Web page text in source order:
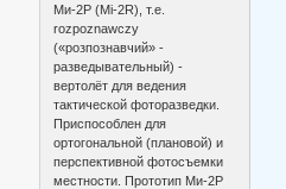
Ми-2Р (Mi-2R), т.е.
rozpoznawczy
(«розпознавчий» -
разведывательный) -
вертолёт для ведения
тактической фоторазведки.
Приспособлен для
ортогональной (плановой) и
перспективной фотосъемки
местности. Прототип Ми-2Р